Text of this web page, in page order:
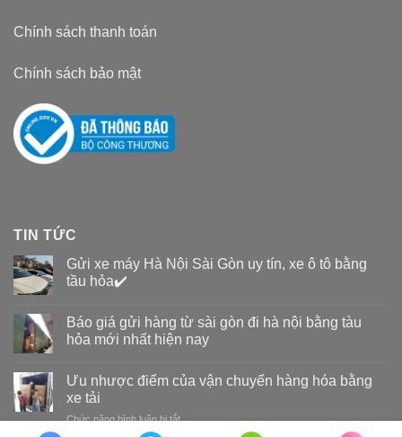
Chính sách thanh toán
Chính sách bảo mật
TIN TỨC
Gửi xe máy Hà Nội Sài Gòn uy tín, xe ô tô bằng
tầu hỏa✔️
Báo giá gửi hàng từ sài gòn đi hà nội bằng tàu
hỏa mới nhất hiện nay
Ưu nhược điểm của vận chuyển hàng hóa bằng
xe tải
Chức năng bình luận bị tắtở